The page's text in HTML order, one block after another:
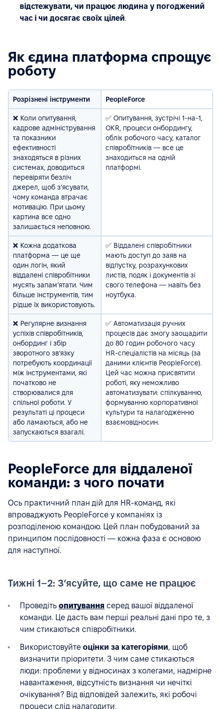
відстежувати, чи працює людина у погоджений
час і чи досягає своїх цілей.
Як єдина платформа спрощує
роботу
Розрізнені інструменти PeopleForce
​​❌ Коли опитування,
кадрове адміністрування
та показники
ефективності
знаходяться в різних
системах, доводиться
перевіряти безліч
джерел, щоб з’ясувати,
чому команда втрачає
мотивацію. При цьому
картина все одно
залишається неповною.
✅ Опитування, зустрічі 1-на-1,
OKR, процеси онбордингу,
облік робочого часу, каталог
співробітників — все це
знаходиться на одній
платформі.
❌ Кожна додаткова
платформа — це ще
один логін, який
віддалені співробітники
мусять запам’ятати. Чим
більше інструментів, тим
рідше їх використовують.
✅ Віддалені співробітники
мають доступ до заяв на
відпустку, розрахункових
листів, подяк і документів зі
свого телефона — навіть без
ноутбука.
❌ Регулярне визнання
успіхів співробітників,
онбординг і збір
зворотного зв’язку
потребують координації
між інструментами, які
початково не
створювалися для
спільної роботи. У
результаті ці процеси
або ламаються, або не
запускаються взагалі.
✅ Автоматизація ручних
процесів дає змогу заощадити
до 80 годин робочого часу
HR-спеціалістів на місяць (за
даними клієнтів PeopleForce).
Цей час можна присвятити
роботі, яку неможливо
автоматизувати: спілкуванню,
формуванню корпоративної
культури та налагодженню
взаємовідносин.
PeopleForce для віддаленої
команди: з чого почати
Ось практичний план дій для HR-команд, які
впроваджують PeopleForce у компаніях із
розподіленою командою. Цей план побудований за
принципом послідовності — кожна фаза є основою
для наступної.
Тижні 1–2: З’ясуйте, що саме не працює
Проведіть опитування серед вашої віддаленої
команди. Це дасть вам перші реальні дані про те, з
чим стикаються співробітники.
Використовуйте оцінки за категоріями, щоб
визначити пріоритети. З чим саме стикаються
люди: проблеми у відносинах з колегами, надмірне
навантаження, відсутність визнання чи нечіткі
очікування? Від відповідей залежить, які робочі
процеси слід налагодити.